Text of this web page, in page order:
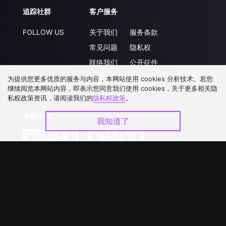
追踪社群
FOLLOW US
客户服务
关于我们
常见问题
联络我们
升级VIP
服务条款
隐私权
公开征件
合作洽談
为提供您更多优质的服务与内容，本网站使用 cookies 分析技术。若您
继续阅览本网站内容，即表示您同意我们使用 cookies，关于更多相关隐
私权政策资讯，请阅读我们的隐私权政策。
我知道了